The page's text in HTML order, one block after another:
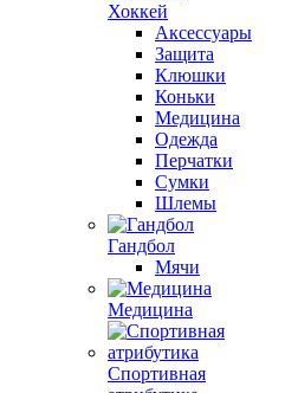
Хоккей
Аксессуары
Защита
Клюшки
Коньки
Медицина
Одежда
Перчатки
Сумки
Шлемы
Гандбол
Мячи
Медицина
Спортивная